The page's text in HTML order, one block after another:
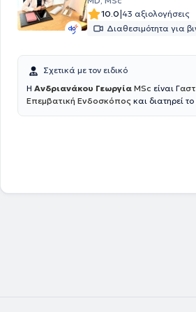
10.0|43 αξιολογήσεις
Διαθεσιμότητα για
Σχετικά με τον ειδικό
H Ανδριανάκου Γεωργία MSc είναι Γ
Επεμβατική Ενδοσκόπος και διατηρεί
Bourgogne και έλαβε τον τίτλο της
Πανεπιστημίου της Lille και του
Curie του Παρισίου. Το 2018 επέστρεψε